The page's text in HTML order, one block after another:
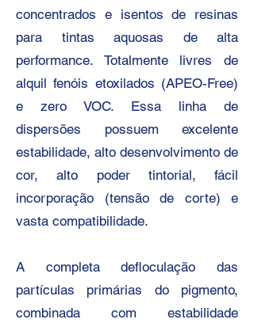
concentrados e isentos de resinas
para tintas aquosas de alta
performance. Totalmente livres de
alquil fenóis etoxilados (APEO-Free)
e zero VOC. Essa linha de
dispersões possuem excelente
estabilidade, alto desenvolvimento de
cor, alto poder tintorial, fácil
incorporação (tensão de corte) e
vasta compatibilidade.
A completa defloculação das
partículas primárias do pigmento,
combinada com estabilidade